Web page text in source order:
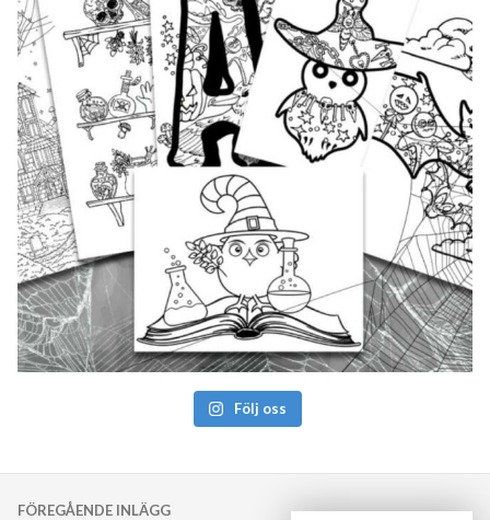
Följ oss
Inläggsnavigering
FÖREGÅENDE INLÄGG